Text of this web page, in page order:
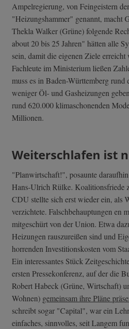
Ampelregierung, von Feingeistern
"Heizungshammer" genannt, macht
Thekla Walker (Grüne) folgende
about 20 bis 25 Jahren" hätten alle
sein, damit die eigenen Ziele
Fachleute im Ministerium ließen
muss es in Baden-Württemberg
weniger Öl- und Gasheizungen
rund 620.000 klimaschonenden
Millionen.
Weiterschlafen ist
"Planwirtschaft!", posaunte
Hans-Ulrich Rülke. Koalitionsfriede
CDU stellte sich erst wieder ein, als
verzichtete. Falschbehauptungen en
mitgeschürt von der Union. Etwa
Heizungen rauszureißen sind und
horrenden Investitionskosten vom
Ein interessantes Stück
ersten Pressekonferenz, auf der die
Robert Habeck (Grüne, Wirtschaft)
Wohnen) gemeinsam ihre Pläne
schreibt sogar "Capital", war ein
einfaches, sinnvolles, seit Langem